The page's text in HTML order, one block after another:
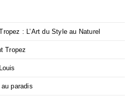
: L’Art du Style au Naturel
Tropez
paradis